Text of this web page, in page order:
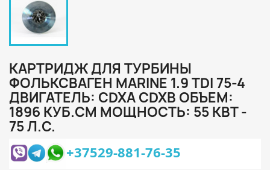
КАРТРИДЖ ДЛЯ ТУРБИНЫ
ФОЛЬКСВАГЕН MARINE 1.9 TDI 75-4
ДВИГАТЕЛЬ: CDXA CDXB ОБЪЕМ:
1896 КУБ.СМ МОЩНОСТЬ: 55 КВТ -
75 Л.С.
+37529-881-76-35